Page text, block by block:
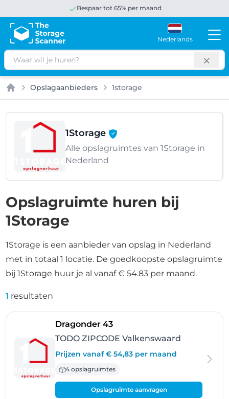
Bespaar tot 65% per maand
Nederlands
Zoeken
Home
Opslagaanbieders 1storage
1Storage
Alle opslagruimtes van 1Storage in
Nederland
Opslagruimte huren bij
1Storage
1Storage is een aanbieder van opslag in Nederland
met in totaal 1 locatie. De goedkoopste opslagruimte
bij 1Storage huur je al vanaf € 54.83 per maand.
1 resultaten
Dragonder 43- Valkenswaard
TODO ZIPCODE Valkenswaard
Prijzen vanaf € 54,83 per maand
4 opslagruimtes
Opslagruimte aanvragen